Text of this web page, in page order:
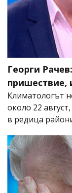
Георги
пришествие,
Климатологът
около 22
в редица